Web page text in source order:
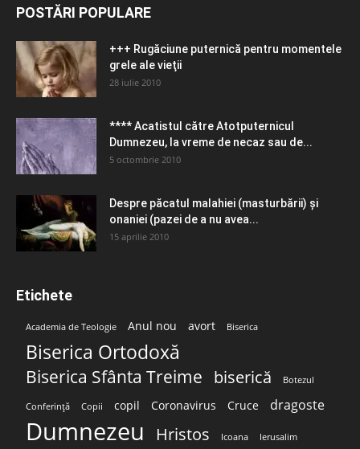
POSTĂRI POPULARE
+++ Rugăciune puternică pentru momentele
grele ale vieţii
28 iulie 2010
**** Acatistul către Atotputernicul
Dumnezeu, la vreme de necaz sau de...
5 octombrie 2010
Despre păcatul malahiei (masturbării) şi
onaniei (pazei de a nu avea...
15 aprilie 2010
Etichete
Academia de Teologie Anul nou avort Biserica
Biserica Ortodoxă
Biserica Sfânta Treime biserică Botezul
Conferință Copii copil Coronavirus Cruce dragoste
Dumnezeu Hristos Icoana Ierusalim